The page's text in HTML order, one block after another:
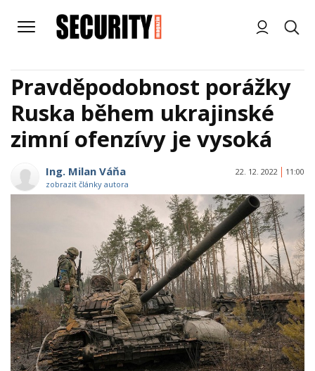
Pravděpodobnost porážky
Ruska během ukrajinské
zimní ofenzívy je vysoká
Ing. Milan Váňa
zobrazit články autora
22. 12. 2022 11:00